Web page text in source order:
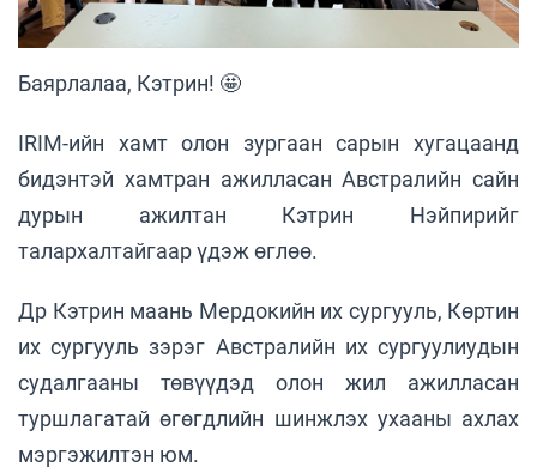
Баярлалаа, Кэтрин! 🤩
IRIM-ийн хамт олон зургаан сарын хугацаанд
бидэнтэй хамтран ажилласан Австралийн сайн
дурын ажилтан Кэтрин Нэйпирийг
талархалтайгаар үдэж өглөө.
Др Кэтрин маань Мердокийн их сургууль, Көртин
их сургууль зэрэг Австралийн их сургуулиудын
судалгааны төвүүдэд олон жил ажилласан
туршлагатай өгөгдлийн шинжлэх ухааны ахлах
мэргэжилтэн юм.